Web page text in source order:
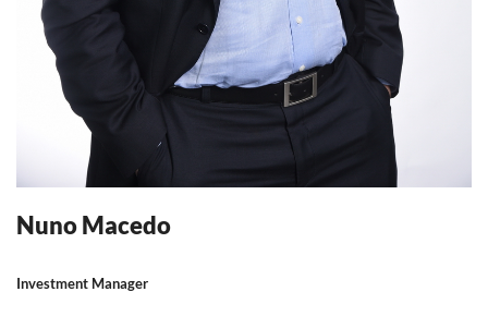
Nuno Macedo
Investment Manager